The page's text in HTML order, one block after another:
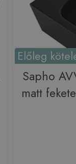
Előleg
Sapho
matt